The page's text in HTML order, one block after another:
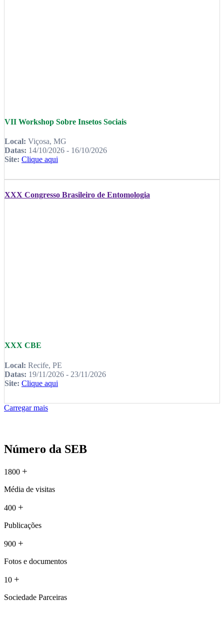
VII Workshop Sobre Insetos Sociais
Local: Viçosa, MG
Datas: 14/10/2026 - 16/10/2026
Site: Clique aqui
XXX Congresso Brasileiro de Entomologia
XXX CBE
Local: Recife, PE
Datas: 19/11/2026 - 23/11/2026
Site: Clique aqui
Carregar mais
Número da SEB
1800 +
Média de visitas
400 +
Publicações
900 +
Fotos e documentos
10 +
Sociedade Parceiras